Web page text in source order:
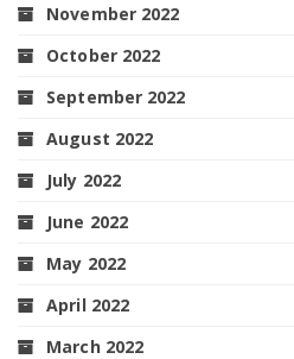
November 2022
October 2022
September 2022
August 2022
July 2022
June 2022
May 2022
April 2022
March 2022